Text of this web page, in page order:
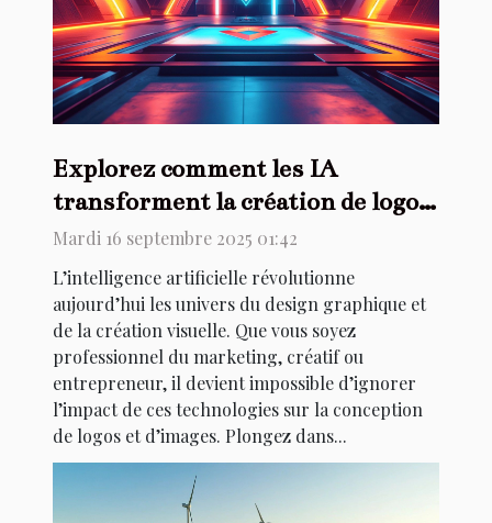
Explorez comment les IA
transforment la création de logos
et d'images
Mardi 16 septembre 2025 01:42
L’intelligence artificielle révolutionne
aujourd’hui les univers du design graphique et
de la création visuelle. Que vous soyez
professionnel du marketing, créatif ou
entrepreneur, il devient impossible d’ignorer
l’impact de ces technologies sur la conception
de logos et d’images. Plongez dans...